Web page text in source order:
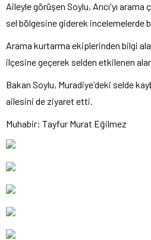
Aileyle görüşen Soylu, Arıcı'yı arama
sel bölgesine giderek incelemelerde
Arama kurtarma ekiplerinden bilgi
ilçesine geçerek selden etkilenen
Bakan Soylu, Muradiye'deki selde
ailesini de ziyaret etti.
Muhabir: Tayfur Murat Eğilmez